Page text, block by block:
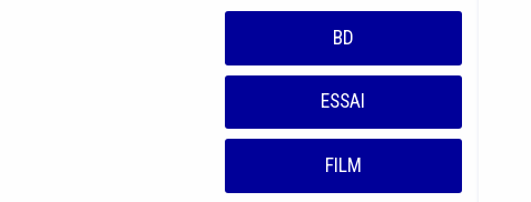
BD
ESSAI
FILM